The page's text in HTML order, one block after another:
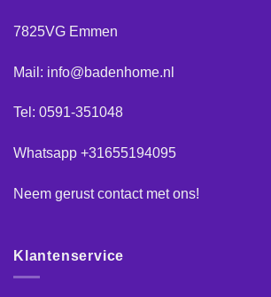
7825VG Emmen
Mail: info@badenhome.nl
Tel: 0591-351048
Whatsapp +31655194095
Neem gerustcontactmet ons!
Klantenservice